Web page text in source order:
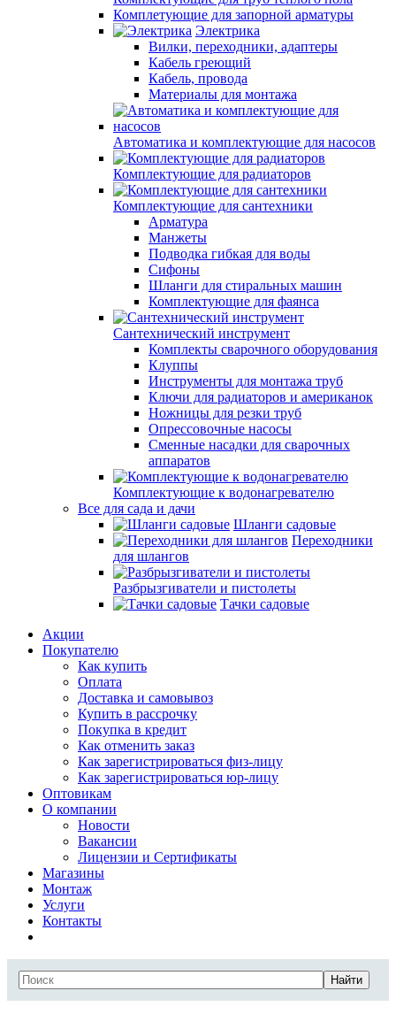
Комплетующие для запорной арматуры
Электрика
Вилки, переходники, адаптеры
Кабель греющий
Кабель, провода
Материалы для монтажа
Автоматика и комплектующие для насосов
Комплектующие для радиаторов
Комплектующие для сантехники
Арматура
Манжеты
Подводка гибкая для воды
Сифоны
Шланги для стиральных машин
Комплектующие для фаянса
Сантехнический инструмент
Комплекты сварочного оборудования
Клуппы
Инструменты для монтажа труб
Ключи для радиаторов и американок
Ножницы для резки труб
Опрессовочные насосы
Сменные насадки для сварочных
аппаратов
Комплектующие к водонагревателю
Все для сада и дачи
Шланги садовые
Переходники
для шлангов
Разбрызгиватели и пистолеты
Тачки садовые
Акции
Покупателю
Как купить
Оплата
Доставка и самовывоз
Купить в рассрочку
Покупка в кредит
Как отменить заказ
Как зарегистрироваться физ-лицу
Как зарегистрироваться юр-лицу
Оптовикам
О компании
Новости
Вакансии
Лицензии и Сертификаты
Магазины
Монтаж
Услуги
Контакты
Найти